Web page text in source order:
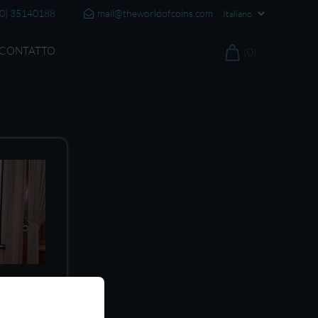
mail@theworldofcoins.com
35140188
CONTATTO (0)